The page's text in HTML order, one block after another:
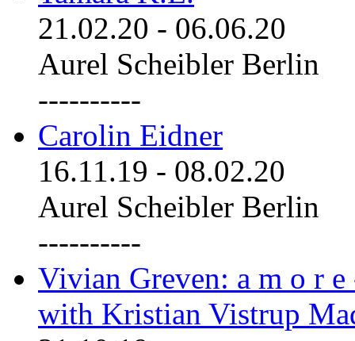
21.02.20 - 06.06.20
Aurel Scheibler Berlin
----------
Carolin Eidner
16.11.19 - 08.02.20
Aurel Scheibler Berlin
----------
Vivian Greven: a m o r
with Kristian Vistrup